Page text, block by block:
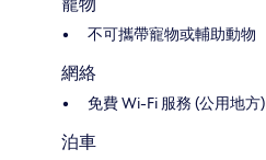
不可攜帶寵物或輔助動物
網絡
免費 Wi-Fi 服務 (公用地方)
泊車